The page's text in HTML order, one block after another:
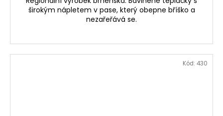
širokým nápletem v pase, který obepne bříško a
nezařeřává se.
Kód: 430